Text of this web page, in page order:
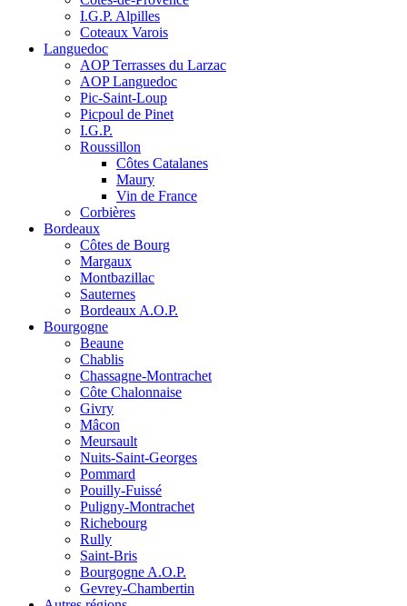
I.G.P. Alpilles
Coteaux Varois
Languedoc
AOP Terrasses du Larzac
AOP Languedoc
Pic-Saint-Loup
Picpoul de Pinet
I.G.P.
Roussillon
Côtes Catalanes
Maury
Vin de France
Corbières
Bordeaux
Côtes de Bourg
Margaux
Montbazillac
Sauternes
Bordeaux A.O.P.
Bourgogne
Beaune
Chablis
Chassagne-Montrachet
Côte Chalonnaise
Givry
Mâcon
Meursault
Nuits-Saint-Georges
Pommard
Pouilly-Fuissé
Puligny-Montrachet
Richebourg
Rully
Saint-Bris
Bourgogne A.O.P.
Gevrey-Chambertin